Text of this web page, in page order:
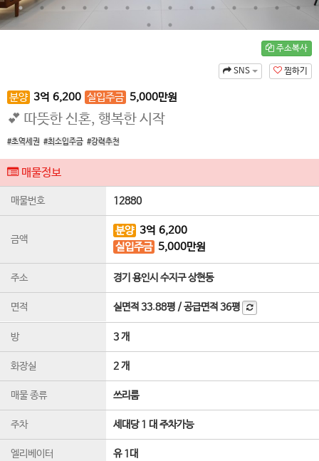
주소복사
찜하기
SNS
분양 3억 6,200 실입주금 5,000만원
💕 따뜻한 신혼, 행복한 시작
#초역세권 #최소입주금 #강력추천
매물정보
매물번호 12880
금액
분양 3억 6,200
실입주금 5,000만원
주소 경기 용인시 수지구 상현동
면적 실면적33.88평 /공급면적36평
방 3 개
화장실 2 개
매물 종류 쓰리룸
주차 세대당 1 대 주차가능
엘리베이터 유 1대